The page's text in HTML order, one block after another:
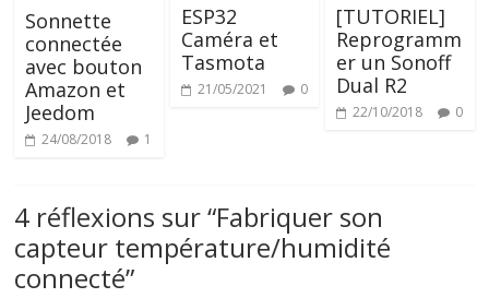
Sonnette
connectée
avec bouton
Amazon et
Jeedom
24/08/2018 1
ESP32
Caméra et
Tasmota
21/05/2021 0
[TUTORIEL]
Reprogramm
er un Sonoff
Dual R2
22/10/2018 0
4 réflexions sur “Fabriquer son
capteur température/humidité
connecté”